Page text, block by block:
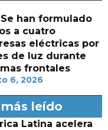
Se han formulado
a cuatro
eléctricas por
de luz durante
frontales
6, 2026
leído
Latina acelera